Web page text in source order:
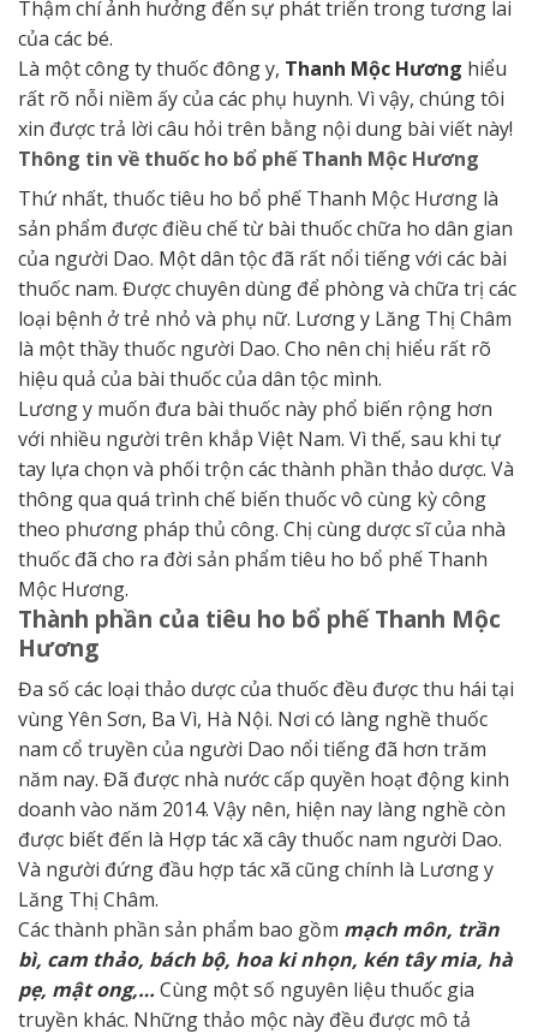
Thậm chí ảnh hưởng đến sự phát triển trong tương lai
của các bé.
Là một công ty thuốc đông y, Thanh Mộc Hương hiểu
rất rõ nỗi niềm ấy của các phụ huynh. Vì vậy, chúng tôi
xin được trả lời câu hỏi trên bằng nội dung bài viết này!
Thông tin về thuốc ho bổ phế Thanh Mộc Hương
Thứ nhất, thuốc tiêu ho bổ phế Thanh Mộc Hương là
sản phẩm được điều chế từ bài thuốc chữa ho dân gian
của người Dao. Một dân tộc đã rất nổi tiếng với các bài
thuốc nam. Được chuyên dùng để phòng và chữa trị các
loại bệnh ở trẻ nhỏ và phụ nữ. Lương y Lăng Thị Châm
là một thầy thuốc người Dao. Cho nên chị hiểu rất rõ
hiệu quả của bài thuốc của dân tộc mình.
Lương y muốn đưa bài thuốc này phổ biến rộng hơn
với nhiều người trên khắp Việt Nam. Vì thế, sau khi tự
tay lựa chọn và phối trộn các thành phần thảo dược. Và
thông qua quá trình chế biến thuốc vô cùng kỳ công
theo phương pháp thủ công. Chị cùng dược sĩ của nhà
thuốc đã cho ra đời sản phẩm tiêu ho bổ phế Thanh
Mộc Hương.
Thành phần của tiêu ho bổ phế Thanh Mộc
Hương
Đa số các loại thảo dược của thuốc đều được thu hái tại
vùng Yên Sơn, Ba Vì, Hà Nội. Nơi có làng nghề thuốc
nam cổ truyền của người Dao nổi tiếng đã hơn trăm
năm nay. Đã được nhà nước cấp quyền hoạt động kinh
doanh vào năm 2014. Vậy nên, hiện nay làng nghề còn
được biết đến là Hợp tác xã cây thuốc nam người Dao.
Và người đứng đầu hợp tác xã cũng chính là Lương y
Lăng Thị Châm.
Các thành phần sản phẩm bao gồm mạch môn, trần
bì, cam thảo, bách bộ, hoa ki nhọn, kén tây mia, hà
pẹ, mật ong,… Cùng một số nguyên liệu thuốc gia
truyền khác. Những thảo mộc này đều được mô tả